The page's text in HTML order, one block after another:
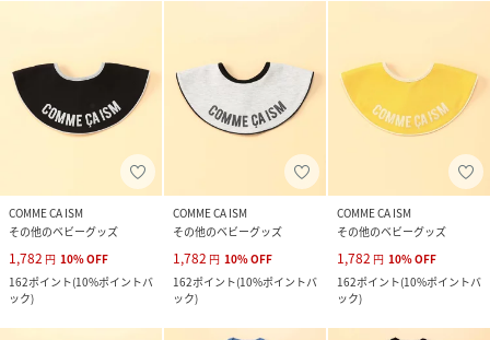
COMME CA ISM
その他のベビーグッズ
1,782 円 10%OFF
162ポイント(10%ポイントバ
ック)
COMME CA ISM
その他のベビーグッズ
1,782 円 10%OFF
162ポイント(10%ポイントバ
ック)
COMME CA ISM
その他のベビーグッズ
1,782 円 10%OFF
162ポイント(10%ポイントバ
ック)